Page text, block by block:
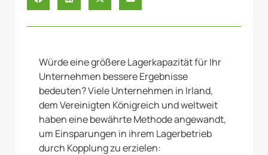
Würde eine größere Lagerkapazität für Ihr
Unternehmen bessere Ergebnisse
bedeuten? Viele Unternehmen in Irland,
dem Vereinigten Königreich und weltweit
haben eine bewährte Methode angewandt,
um Einsparungen in ihrem Lagerbetrieb
durch Kopplung zu erzielen: